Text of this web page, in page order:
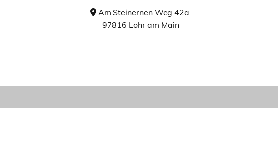
Am Steinernen Weg 42a
97816 Lohr am Main